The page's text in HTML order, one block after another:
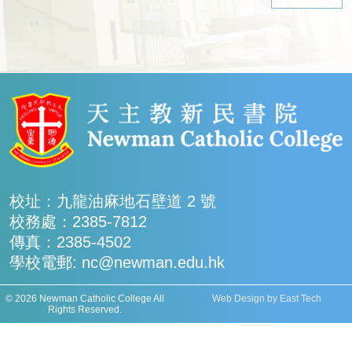
校址：九龍油麻地石壁道 2 號
校務處：2385-7812
傳真：2385-4502
學校電郵: nc@newman.edu.hk
© 2026 Newman Catholic College All
Rights Reserved.
Web Design by East Tech